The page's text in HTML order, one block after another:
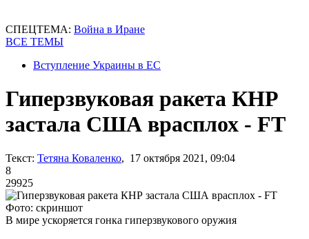
СПЕЦТЕМА: Война в Иране
ВСЕ ТЕМЫ
Вступление Украины в ЕС
Гиперзвуковая ракета КНР
застала США врасплох - FT
Текст: Тетяна Коваленко, 17 октября 2021, 09:04
8
29925
Фото: скриншот
В мире ускоряется гонка гиперзвукового оружия